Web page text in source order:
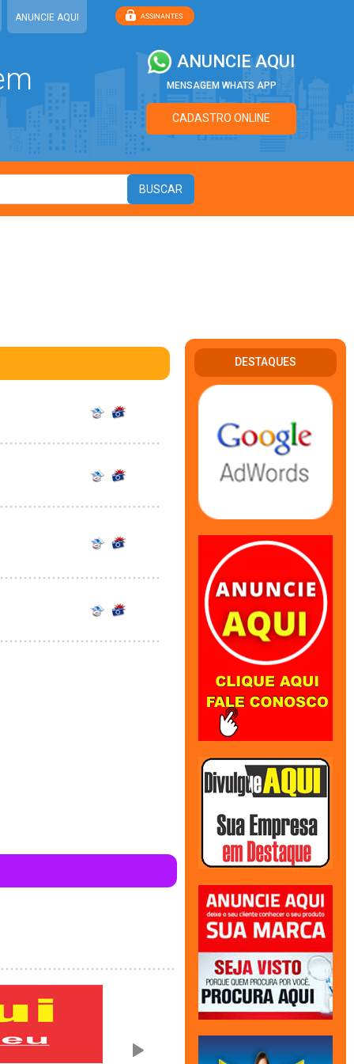
ANUNCIE AQUI
ANUNCIE AQUI
MENSAGEM WHATS APP
CADASTRO ONLINE
DESTAQUES